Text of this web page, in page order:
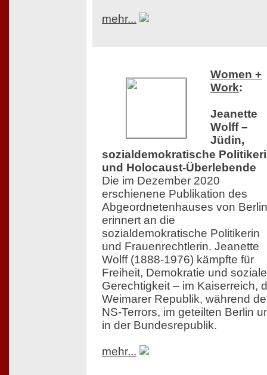
mehr...
Women +
Work:
Jeanette
Wolff –
Jüdin,
sozialdemokratische
und Holocaust-Überlebende
Die im Dezember 2020
erschienene Publikation des
Abgeordnetenhauses von Berlin
erinnert an die
sozialdemokratische Politikerin
und Frauenrechtlerin. Jeanette
Wolff (1888-1976) kämpfte für
Freiheit, Demokratie und soziale
Gerechtigkeit – im Kaiserreich,
Weimarer Republik, während
NS-Terrors, im geteilten Berlin
in der Bundesrepublik.
mehr...